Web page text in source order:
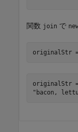
関数 join で
originalStr
originalStr